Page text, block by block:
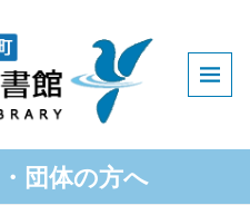
団体の方へ